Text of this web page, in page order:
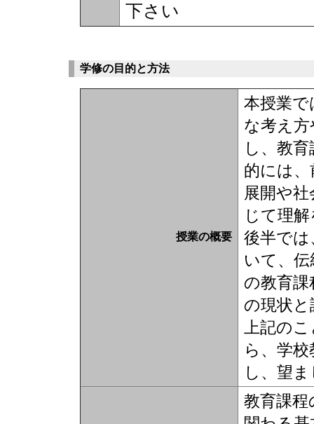
下さい
学修の目的と方法
授業の概要
本授業で
な考え
し、教
的には
展開や
じて理
後半で
いて、
の教育
の現状
上記の
ら、学
し、望
教育課程